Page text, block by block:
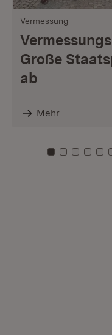
Vermessung
Große
ab
Mehr
Zu Kachel:
ZuZuZu